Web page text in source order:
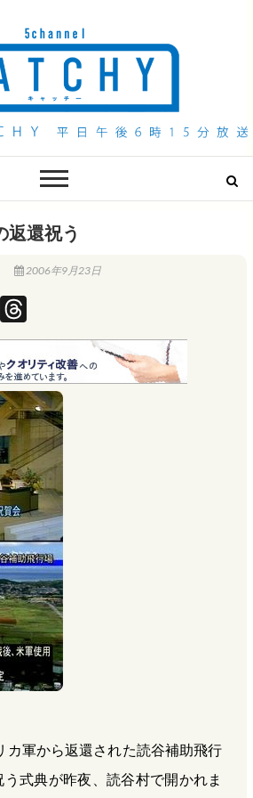
Headline
返還祝う
2006年9月23日
h
r
e
a
s
カ軍から返還された読谷補助飛行
式典が昨夜、読谷村で開かれま